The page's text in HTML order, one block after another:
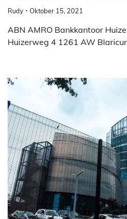
Rudy Oktober 15, 2021
ABN AMRO Bankkantoor
Huizerweg 4 1261 AW